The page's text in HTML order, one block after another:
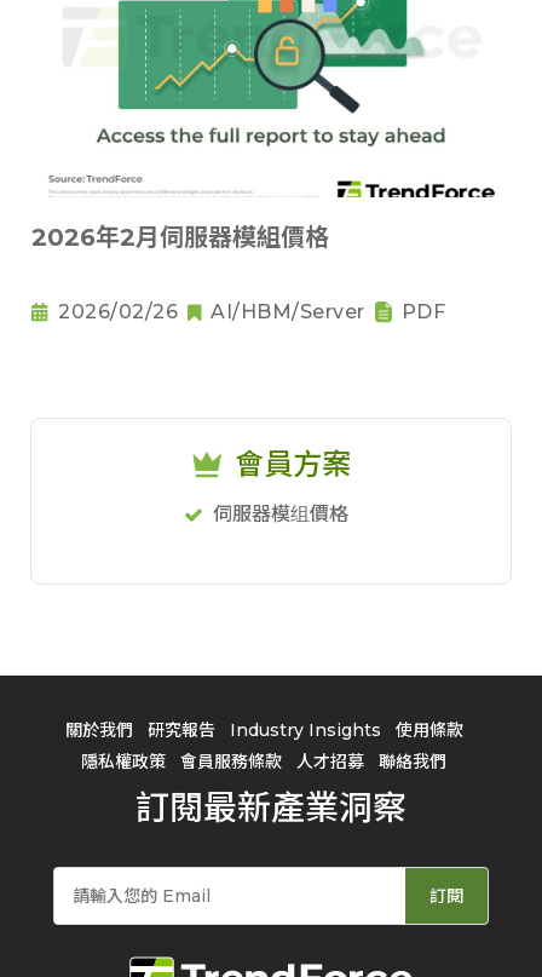
2026年2月伺服器模組價格
2026/02/26 AI/HBM/Server PDF
會員方案
伺服器模组價格
關於我們 研究報告 Industry Insights
使用條款
隱私權政策
會員服務條款 人才招募 聯絡我們
訂閱最新產業洞察
訂閱